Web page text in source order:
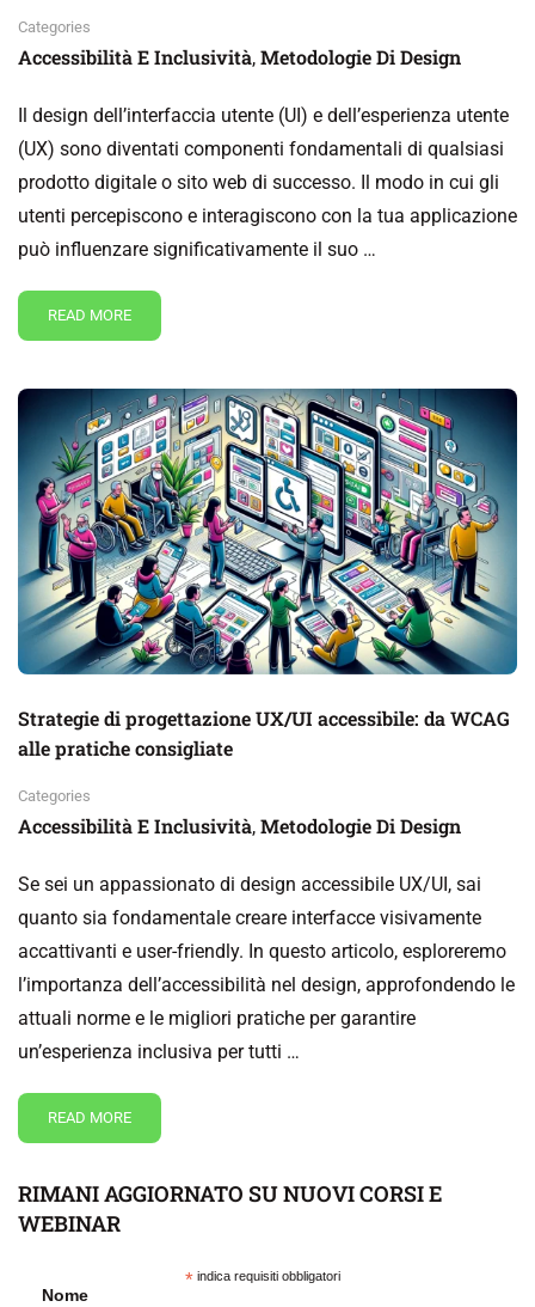
Categories
Accessibilità E Inclusività, Metodologie Di Design
Il design dell’interfaccia utente (UI) e dell’esperienza utente
(UX) sono diventati componenti fondamentali di qualsiasi
prodotto digitale o sito web di successo. Il modo in cui gli
utenti percepiscono e interagiscono con la tua applicazione
può influenzare significativamente il suo …
READ MORE
Strategie di progettazione UX/UI accessibile: da WCAG
alle pratiche consigliate
Categories
Accessibilità E Inclusività, Metodologie Di Design
Se sei un appassionato di design accessibile UX/UI, sai
quanto sia fondamentale creare interfacce visivamente
accattivanti e user-friendly. In questo articolo, esploreremo
l’importanza dell’accessibilità nel design, approfondendo le
attuali norme e le migliori pratiche per garantire
un’esperienza inclusiva per tutti …
READ MORE
RIMANI AGGIORNATO SU NUOVI CORSI E
WEBINAR
*indica requisiti obbligatori
Nome